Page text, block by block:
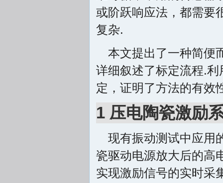
或阶跃响应法，都需要
复杂.
本文提出了一种简便
详细叙述了标定流程.
定，证明了方法的有效
1 压电陶瓷激励
现有振动测试中应用
瓷驱动电源放大后的高
实现激励信号的实时采